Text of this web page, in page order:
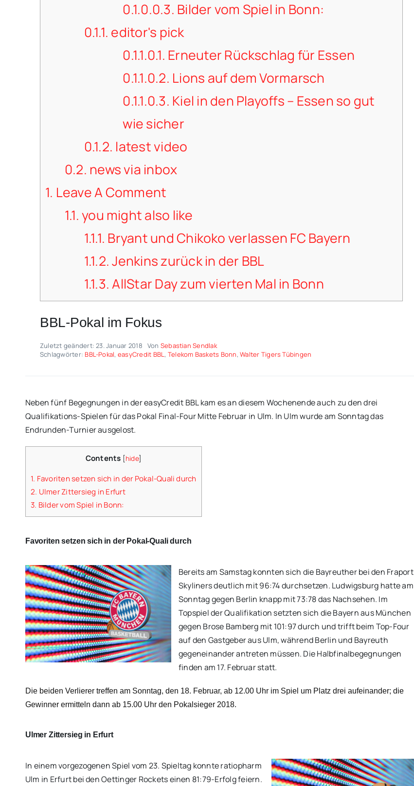
0.1.0.0.3. Bilder vom Spiel in Bonn:
0.1.1. editor's pick
0.1.1.0.1. Erneuter Rückschlag für Essen
0.1.1.0.2. Lions auf dem Vormarsch
0.1.1.0.3. Kiel in den Playoffs – Essen so gut
wie sicher
0.1.2. latest video
0.2. news via inbox
1. Leave A Comment
1.1.you might also like
1.1.1. Bryant und Chikoko verlassen FC Bayern
1.1.2.Jenkins zurück in der BBL
1.1.3.AllStar Day zum vierten Mal in Bonn
BBL-Pokal im Fokus
Zuletzt geändert: 23. Januar 2018 Von Sebastian Sendlak
Schlagwörter: BBL-Pokal, easyCredit BBL, Telekom Baskets Bonn,Walter Tigers Tübingen
Neben fünf Begegnungen in der easyCredit BBL kam es an diesem Wochenende auch zu den drei
Qualifikations-Spielen für das Pokal Final-Four Mitte Februar in Ulm. In Ulm wurde am Sonntag das
Endrunden-Turnier ausgelost.
Contents [hide]
1. Favoriten setzen sich in der Pokal-Quali durch
2. Ulmer Zittersieg in Erfurt
3. Bilder vom Spiel in Bonn:
Favoriten setzen sich in der Pokal-Quali durch
Bereits am Samstag konnten sich die Bayreuther bei den Fraport
Skyliners deutlich mit 96:74 durchsetzen. Ludwigsburg hatte am
Sonntag gegen Berlin knapp mit 73:78 das Nachsehen. Im
Topspiel der Qualifikation setzten sich die Bayern aus München
gegen Brose Bamberg mit 101:97 durch und trifft beim Top-Four
auf den Gastgeber aus Ulm, während Berlin und Bayreuth
gegeneinander antreten müssen. Die Halbfinalbegegnungen
finden am 17. Februar statt.
Die beiden Verlierer treffen am Sonntag, den 18. Februar, ab 12.00 Uhr im Spiel um Platz drei aufeinander; die
Gewinner ermitteln dann ab 15.00 Uhr den Pokalsieger 2018.
Ulmer Zittersieg in Erfurt
In einem vorgezogenen Spiel vom 23. Spieltag konnte ratiopharm
Ulm in Erfurt bei den Oettinger Rockets einen 81:79-Erfolg feiern.